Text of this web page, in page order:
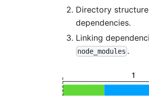
Directory
dependencies.
Linking
node_modules .